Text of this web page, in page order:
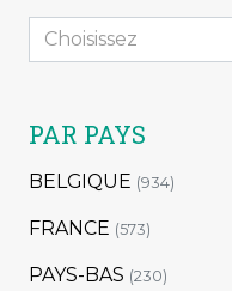
Choisissez
PAR PAYS
BELGIQUE (934)
FRANCE (573)
PAYS-BAS (230)